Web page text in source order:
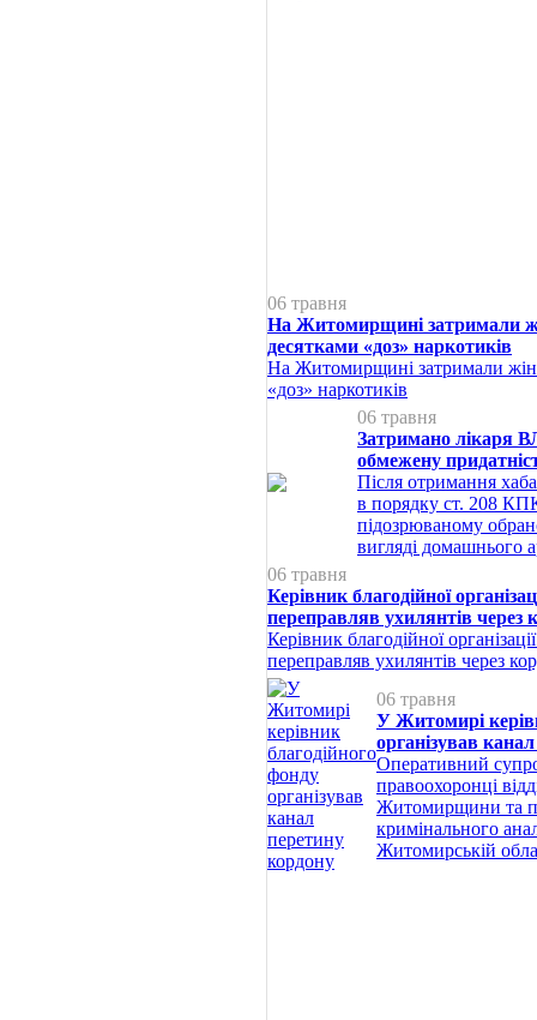
06 травня
На Житомирщині затримали
десятками «доз» наркотиків
На Житомирщині затримали
«доз» наркотиків
06 травня
Затримано лікаря
обмежену
Після отримання
в порядку ст. 208
підозрюваному
вигляді домашнього
06 травня
Керівник благодійної
переправляв ухилянтів через
Керівник благодійної
переправляв ухилянтів через
06 травня
У Житомирі
організував
Оперативний
правоохоронці
Житомирщини та
кримінального
Житомирській